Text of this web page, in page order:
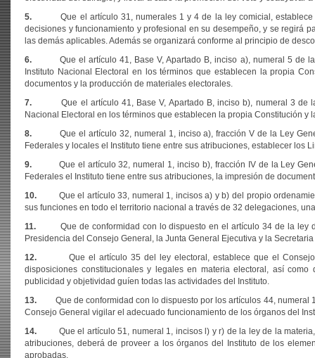
5. Que el artículo 31, numerales 1 y 4 de la ley comicial, establece
decisiones y funcionamiento y profesional en su desempeño, y se regirá
las demás aplicables. Además se organizará conforme al principio de
6. Que el artículo 41, Base V, Apartado B, inciso a), numeral 5 de la
Instituto Nacional Electoral en los términos que establecen la propia
documentos y la producción de materiales electorales.
7. Que el artículo 41, Base V, Apartado B, inciso b), numeral 3 de la
Nacional Electoral en los términos que establecen la propia Constitución
8. Que el artículo 32, numeral 1, inciso a), fracción V de la Ley
Federales y locales el Instituto tiene entre sus atribuciones, establecer
9. Que el artículo 32, numeral 1, inciso b), fracción IV de la Ley
Federales el Instituto tiene entre sus atribuciones, la impresión de
10. Que el artículo 33, numeral 1, incisos a) y b) del propio
sus funciones en todo el territorio nacional a través de 32 delegaciones,
11. Que de conformidad con lo dispuesto en el artículo 34 de la ley
Presidencia del Consejo General, la Junta General Ejecutiva y la
12. Que el artículo 35 del ley electoral, establece que el Consejo
disposiciones constitucionales y legales en materia electoral, así
publicidad y objetividad guíen todas las actividades del Instituto.
13. Que de conformidad con lo dispuesto por los artículos 44, numeral
Consejo General vigilar el adecuado funcionamiento de los órganos del
14. Que el artículo 51, numeral 1, incisos l) y r) de la ley de la materia,
atribuciones, deberá de proveer a los órganos del Instituto de los
aprobadas.